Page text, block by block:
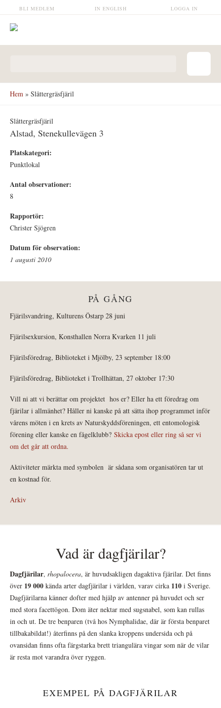
Hoppa till huvudinnehåll LOGGA IN
IN ENGLISH
BLI MEDLEM
Hem » Slåttergräsfjäril
Slåttergräsfjäril
Alstad, Stenekullevägen 3
Platskategori:
Punktlokal
Antal observationer:
8
Rapportör:
Christer Sjögren
Datum för observation:
1 augusti 2010
PÅ GÅNG
Fjärilsvandring, Kulturens Östarp 28 juni
Fjärilsexkursion, Konsthallen Norra Kvarken 11 juli
Fjärilsföredrag, Biblioteket i Mjölby, 23 september 18:00
Fjärilsföredrag, Biblioteket i Trollhättan, 27 oktober 17:30
Vill ni att vi berättar om projektet hos er? Eller ha ett föredrag om
fjärilar i allmänhet? Håller ni kanske på att sätta ihop programmet inför
vårens möten i en krets av Naturskyddsföreningen, ett entomologisk
förening eller kanske en fågelklubb? Skicka epost eller ring så ser vi
om det går att ordna.
Aktiviteter märkta med symbolen är sådana som organisatören tar ut
en kostnad för.
Arkiv
Vad är dagfjärilar?
Dagfjärilar, rhopalocera, är huvudsakligen dagaktiva fjärilar. Det finns
över 19 000 kända arter dagfjärilar i världen, varav cirka 110 i Sverige.
Dagfjärilarna känner dofter med hjälp av antenner på huvudet och ser
med stora facettögon. Dom äter nektar med sugsnabel, som kan rullas
in och ut. De tre benparen (två hos Nymphalidae, där är första benparet
tillbakabildat!) återfinns på den slanka kroppens undersida och på
ovansidan finns ofta färgstarka brett triangulära vingar som när de vilar
är resta mot varandra över ryggen.
EXEMPEL PÅ DAGFJÄRILAR